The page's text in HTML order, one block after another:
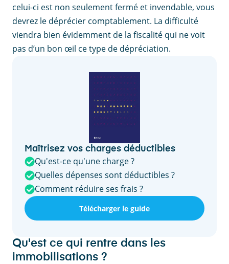
celui-ci est non seulement fermé et invendable, vous
devrez le déprécier comptablement. La difficulté
viendra bien évidemment de la fiscalité qui ne voit
pas d’un bon œil ce type de dépréciation.
Maîtrisez vos charges déductibles
Qu'est-ce qu'une charge ?
Quelles dépenses sont déductibles ?
Comment réduire ses frais ?
Télécharger le guide
Qu'est ce qui rentre dans les
immobilisations ?